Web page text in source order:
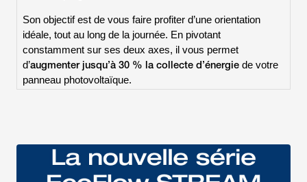
Son objectif est de vous faire profiter d’une orientation
idéale, tout au long de la journée. En pivotant
constamment sur ses deux axes, il vous permet
d’augmenter jusqu’à 30 % la collecte d’énergie de votre
panneau photovoltaïque.